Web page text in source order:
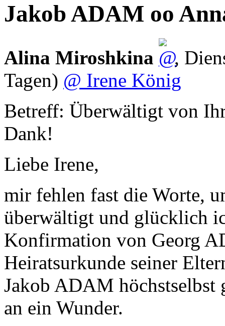
Jakob ADAM oo
Alina Miroshkina ,
Tagen) @ Irene König
Betreff: Überwältigt von
Dank!
Liebe Irene,
mir fehlen fast die Worte,
überwältigt und glücklich
Konfirmation von Georg
Heiratsurkunde seiner
Jakob ADAM höchstselbst
an ein Wunder.